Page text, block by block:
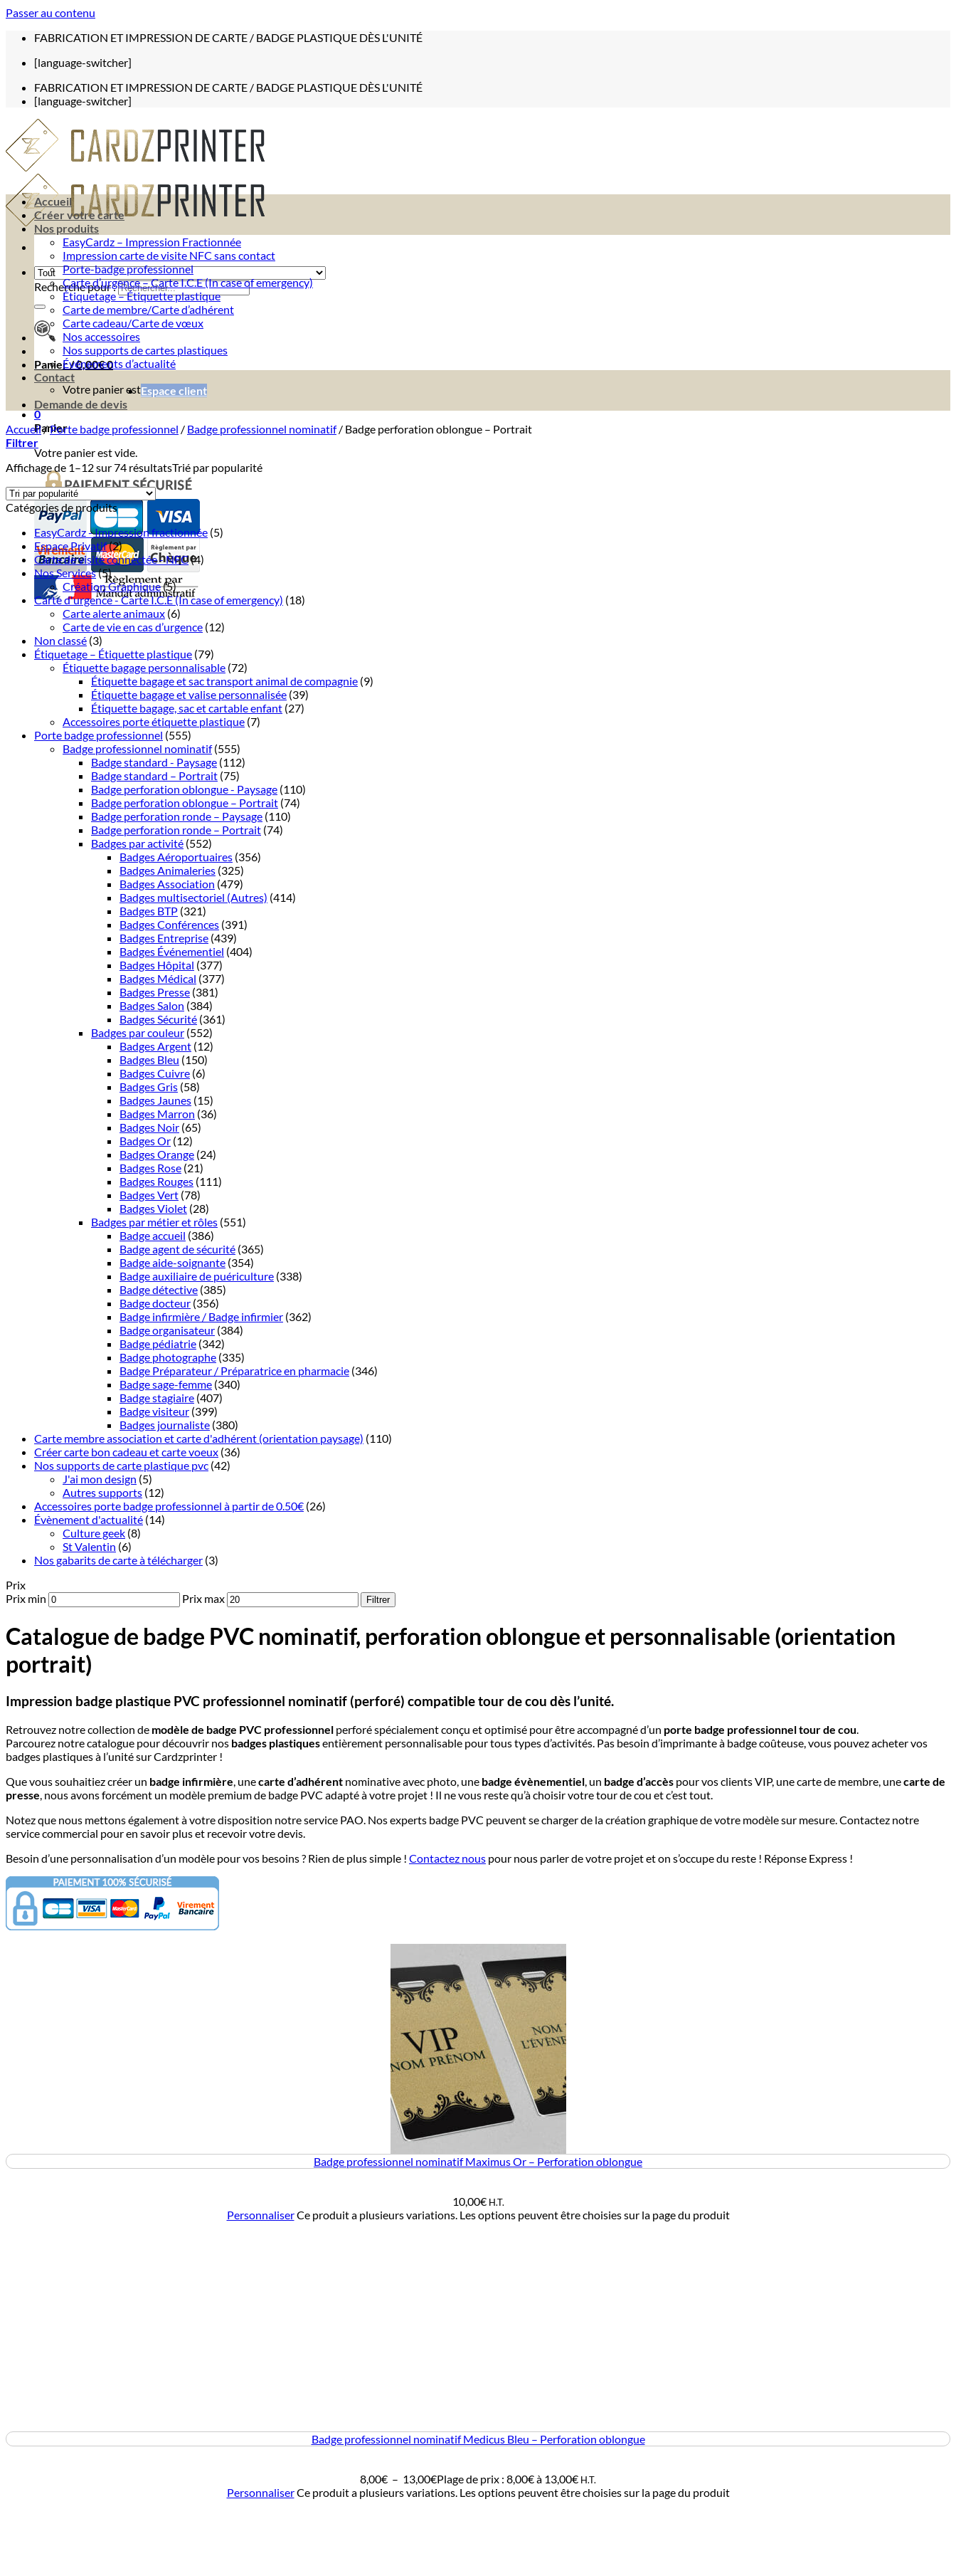
Passer au contenu
FABRICATION ET IMPRESSION DE CARTE / BADGE PLASTIQUE DÈS L'UNITÉ
[language-switcher]
FABRICATION ET IMPRESSION DE CARTE / BADGE PLASTIQUE DÈS L'UNITÉ
[language-switcher]
Recherche pour :
Panier /0,00€0
Votre panier est vide.
0
Panier
Votre panier est vide.
Accueil
Créer votre carte
Nos produits
EasyCardz – Impression Fractionnée
Impression carte de visite NFC sans contact
Porte-badge professionnel
Carte d’urgence – Carte I.C.E (In case of emergency)
Étiquetage – Étiquette plastique
Carte de membre/Carte d’adhérent
Carte cadeau/Carte de vœux
Nos accessoires
Nos supports de cartes plastiques
Événements d’actualité
Contact
Espace client
Demande de devis
Accueil/Porte badge professionnel / Badge professionnel nominatif / Badge perforation oblongue – Portrait
Filtrer
Affichage de 1–12 sur 74 résultatsTrié par popularité
Catégories de produits
EasyCardz - Impression fractionnée (5)
Espace Privatif(2)
Carte de visite connectée - NFC(4)
Nos Services(5)
Création Graphique(5)
Carte d'urgence - Carte I.C.E (In case of emergency) (18)
Carte alerte animaux (6)
Carte de vie en cas d’urgence (12)
Non classé (3)
Étiquetage – Étiquette plastique (79)
Étiquette bagage personnalisable (72)
Étiquette bagage et sac transport animal de compagnie (9)
Étiquette bagage et valise personnalisée (39)
Étiquette bagage, sac et cartable enfant (27)
Accessoires porte étiquette plastique (7)
Porte badge professionnel (555)
Badge professionnel nominatif (555)
Badge standard - Paysage (112)
Badge standard – Portrait (75)
Badge perforation oblongue - Paysage (110)
Badge perforation oblongue – Portrait (74)
Badge perforation ronde – Paysage (110)
Badge perforation ronde – Portrait (74)
Badges par activité (552)
Badges Aéroportuaires (356)
Badges Animaleries (325)
Badges Association (479)
Badges multisectoriel (Autres) (414)
Badges BTP (321)
Badges Conférences (391)
Badges Entreprise (439)
Badges Événementiel (404)
Badges Hôpital (377)
Badges Médical (377)
Badges Presse (381)
Badges Salon (384)
Badges Sécurité (361)
Badges par couleur (552)
Badges Argent (12)
Badges Bleu (150)
Badges Cuivre (6)
Badges Gris (58)
Badges Jaunes (15)
Badges Marron (36)
Badges Noir (65)
Badges Or (12)
Badges Orange (24)
Badges Rose (21)
Badges Rouges (111)
Badges Vert (78)
Badges Violet (28)
Badges par métier et rôles (551)
Badge accueil (386)
Badge agent de sécurité (365)
Badge aide-soignante (354)
Badge auxiliaire de puériculture (338)
Badge détective (385)
Badge docteur (356)
Badge infirmière / Badge infirmier (362)
Badge organisateur (384)
Badge pédiatrie (342)
Badge photographe (335)
Badge Préparateur / Préparatrice en pharmacie (346)
Badge sage-femme (340)
Badge stagiaire (407)
Badge visiteur (399)
Badges journaliste (380)
Carte membre association et carte d'adhérent (orientation paysage) (110)
Créer carte bon cadeau et carte voeux (36)
Nos supports de carte plastique pvc (42)
J'ai mon design (5)
Autres supports (12)
Accessoires porte badge professionnel à partir de 0.50€ (26)
Évènement d'actualité (14)
Culture geek (8)
St Valentin (6)
Nos gabarits de carte à télécharger (3)
Prix
Prix min
Prix max Filtrer
Catalogue de badge PVC nominatif, perforation oblongue et personnalisable (orientation
portrait)
Impression badge plastique PVC professionnel nominatif (perforé) compatible tour de cou dès l’unité.
Retrouvez notre collection de modèle de badge PVC professionnel perforé spécialement conçu et optimisé pour être accompagné d’un porte badge professionnel tour de cou
Parcourez notre catalogue pour découvrir nos badges plastiquesentièrement personnalisable pour tous types d’activités. Pas besoin d’imprimante à badge coûteuse, vous pouvez acheter vos
badges plastiques à l’unité sur Cardzprinter !
Que vous souhaitiez créer un badge infirmière , unecarte d’adhérent nominative avec photo, une badge évènementiel , un badge d’accès pour vos clients VIP, une carte de membre, unecarte de
presse , nous avons forcément un modèle premium de badge PVC adapté à votre projet ! Il ne vous reste qu’à choisir votre tour de cou et c’est tout.
Notez que nous mettons également à votre disposition notre service PAO. Nos experts badge PVC peuvent se charger de la création graphique de votre modèle sur mesure. Contactez notre
service commercial pour en savoir plus et recevoir votre devis.
Besoin d’une personnalisation d’un modèle pour vos besoins ? Rien de plus simple ! Contactez nous pour nous parler de votre projet et on s’occupe du reste ! Réponse Express !
Badge professionnel nominatif Maximus Or – Perforation oblongue
10,00€ H.T.
PersonnaliserCe produit a plusieurs variations. Les options peuvent être choisies sur la page du produit
Badge professionnel nominatif Medicus Bleu – Perforation oblongue
8,00€ – 13,00€Plage de prix : 8,00€ à 13,00€ H.T.
PersonnaliserCe produit a plusieurs variations. Les options peuvent être choisies sur la page du produit